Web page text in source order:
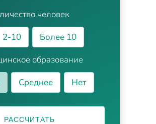
человек
2-10
Более 10
образование
Среднее Нет
РАССЧИТАТЬ